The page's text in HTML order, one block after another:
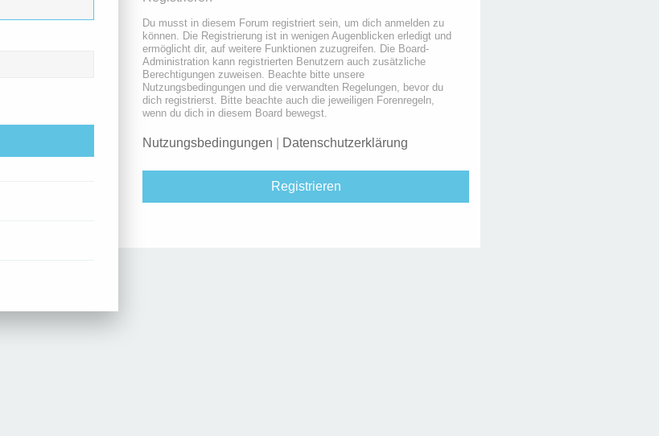
Du musst in diesem Forum registriert sein, um dich anmelden zu
können. Die Registrierung ist in wenigen Augenblicken erledigt und
ermöglicht dir, auf weitere Funktionen zuzugreifen. Die Board-
Administration kann registrierten Benutzern auch zusätzliche
Berechtigungen zuweisen. Beachte bitte unsere
Nutzungsbedingungen und die verwandten Regelungen, bevor du
dich registrierst. Bitte beachte auch die jeweiligen Forenregeln,
wenn du dich in diesem Board bewegst.
Nutzungsbedingungen Datenschutzerklärung
Registrieren